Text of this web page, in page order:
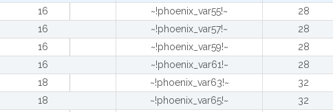
16 ~!phoenix_var55!~
28
16 ~!phoenix_var57!~
28
16 ~!phoenix_var59!~
28
16 ~!phoenix_var61!~
28
18 ~!phoenix_var63!~
32
18 ~!phoenix_var65!~
32